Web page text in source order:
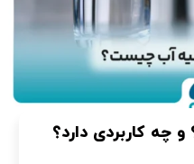
کاربردی دارد؟